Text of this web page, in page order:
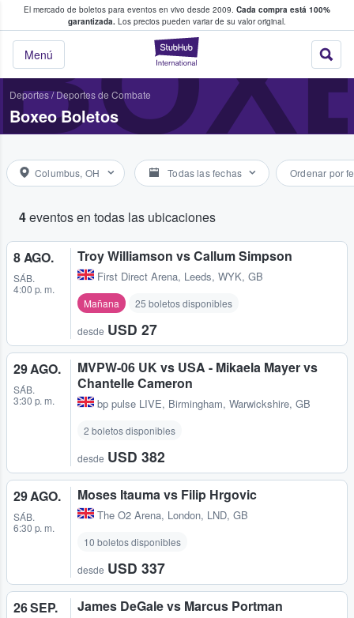
El mercado de boletos para eventos en vivo desde 2009. Cada compra está 100%
garantizada. Los precios pueden variar de su valor original.
StubHub: donde
Menú
fans compran y venden boletos
Deportes/Deportes de Combate
Boxeo Boletos
Columbus, OH Todas las fechas Ordenar por
4eventos en todas las ubicaciones
8 AGO.
SÁB.
4:00 p. m.
Troy Williamson vs Callum Simpson
First Direct Arena, Leeds, WYK, GB
Mañana 25 boletos disponibles
desde USD 27
29 AGO.
SÁB.
3:30 p. m.
MVPW-06 UK vs USA - Mikaela Mayer vs
Chantelle Cameron
bp pulse LIVE, Birmingham, Warwickshire, GB
2 boletos disponibles
desde USD 382
29 AGO.
SÁB.
6:30 p. m.
Moses Itauma vs Filip Hrgovic
The O2 Arena, London, LND, GB
10 boletos disponibles
desde USD 337
26 SEP. James DeGale vs Marcus Portman